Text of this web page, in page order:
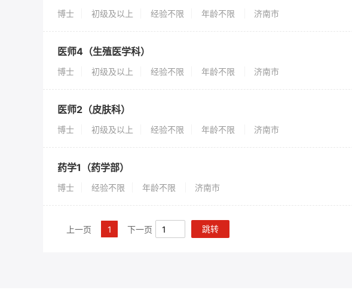
博士 初级及以上 经验不限 年龄不限 济南市
医师4（生殖医学科）
博士 初级及以上 经验不限 年龄不限 济南市
医师2（皮肤科）
博士 初级及以上 经验不限 年龄不限 济南市
药学1（药学部）
博士 经验不限 年龄不限 济南市
上一页 1 下一页 跳转